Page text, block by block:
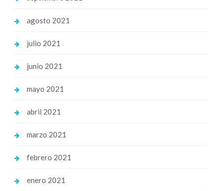
agosto 2021
julio 2021
junio 2021
mayo 2021
abril 2021
marzo 2021
febrero 2021
enero 2021